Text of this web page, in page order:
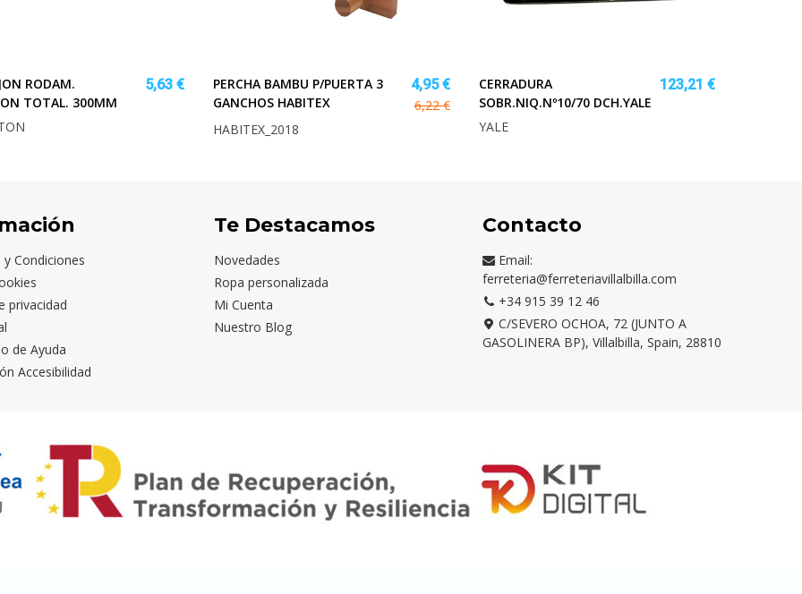
RODAM.
TOTAL. 300MM
5,63 €
PERCHA BAMBU P/PUERTA 3
GANCHOS HABITEX
4,95 €
6,22 €
HABITEX_2018
CERRADURA
SOBR.NIQ.Nº10/70 DCH.YALE
123,21 €
YALE
Condiciones
privacidad
de Ayuda
Accesibilidad
Te Destacamos
Novedades
Ropa personalizada
Mi Cuenta
Nuestro Blog
Contacto
Email:
ferreteria@ferreteriavillalbilla.com
+34 915 39 12 46
C/SEVERO OCHOA, 72 (JUNTO A
GASOLINERA BP), Villalbilla, Spain, 28810